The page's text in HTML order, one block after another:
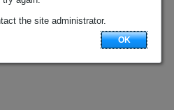
the site administrator.
OK